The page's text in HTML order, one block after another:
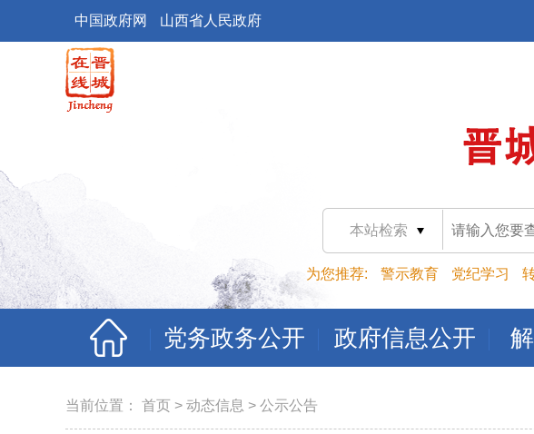
中国政府网 山西省人民政府
本站检索
为您推荐: 警示教育 党纪学习
党务政务公开 政府信息公开
当前位置： 首页 > 动态信息 > 公示公告